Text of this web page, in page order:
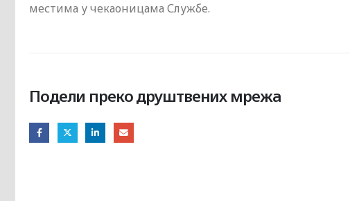
местима у чекаоницама Службе.
Подели преко друштвених мрежа